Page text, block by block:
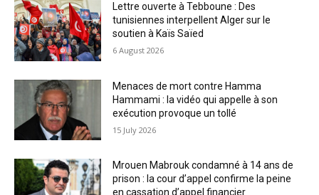
Lettre ouverte à Tebboune : Des
tunisiennes interpellent Alger sur le
soutien à Kaïs Saïed
6 August 2026
Menaces de mort contre Hamma
Hammami : la vidéo qui appelle à son
exécution provoque un tollé
15 July 2026
Mrouen Mabrouk condamné à 14 ans de
prison : la cour d’appel confirme la peine
en cassation d’appel financier